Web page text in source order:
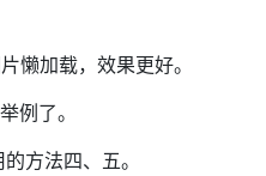
懒加载，效果更好。
例了。
方法四、五。